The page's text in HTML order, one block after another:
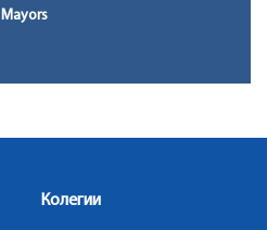
Mayors
Колегии